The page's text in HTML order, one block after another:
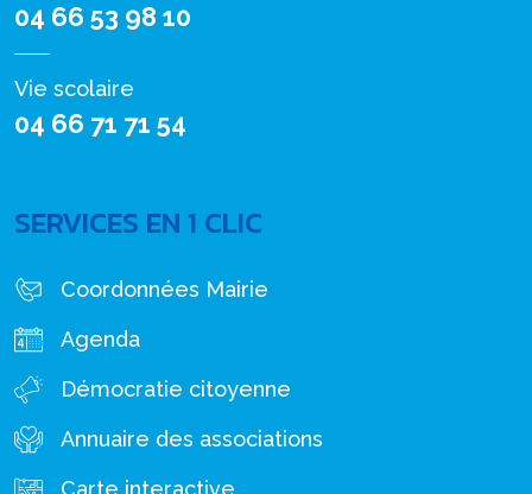
04 66 53 98 10
Vie scolaire
04 66 71 71 54
SERVICES EN 1 CLIC
Coordonnées Mairie
Agenda
Démocratie citoyenne
Annuaire des associations
Carte interactive